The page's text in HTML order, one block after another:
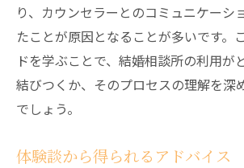
り、カウンセラーとのコミュニケーシ
たことが原因となることが多いです。
ドを学ぶことで、結婚相談所の利用が
結びつくか、そのプロセスの理解を深
でしょう。
体験談から得られるアドバイス